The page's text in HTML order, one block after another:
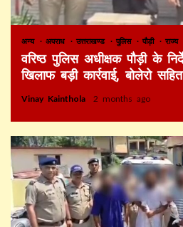
अन्य अपराध उत्तराखण्ड पुलिस पौड़ी राज्य
वरिष्ठ पुलिस अधीक्षक पौड़ी के
खिलाफ बड़ी कार्रवाई, बोलेरो
Vinay Kainthola 2 months ago